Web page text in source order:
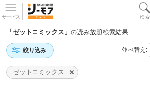
サービス 検索
「ゼットコミックス」の読み放題検索結果
絞り込み 並べ替え:
ゼットコミックス